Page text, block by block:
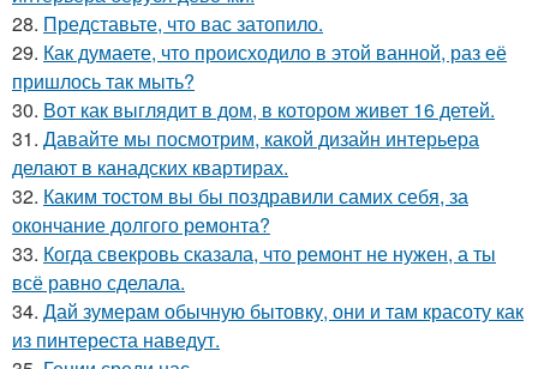
28. Представьте, что вас затопило.
29. Как думаете, что происходило в этой ванной, раз её
пришлось так мыть?
30. Вот как выглядит в дом, в котором живет 16 детей.
31. Давайте мы посмотрим, какой дизайн интерьера
делают в канадских квартирах.
32. Каким тостом вы бы поздравили самих себя, за
окончание долгого ремонта?
33. Когда свекровь сказала, что ремонт не нужен, а ты
всё равно сделала.
34. Дай зумерам обычную бытовку, они и там красоту как
из пинтереста наведут.